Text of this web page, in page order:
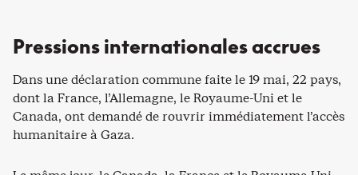
Pressions internationales accrues
Dans une déclaration commune faite le 19 mai, 22 pays,
dont la France, l’Allemagne, le Royaume-Uni et le
Canada, ont demandé de rouvrir immédiatement l’accès
humanitaire à Gaza.